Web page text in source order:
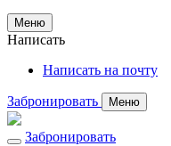
Меню
Написать
Написать на почту
Забронировать Меню
Забронировать